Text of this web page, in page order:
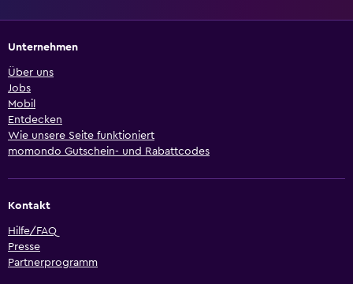
Unternehmen
Über uns
Jobs
Mobil
Entdecken
Wie unsere Seite funktioniert
momondo Gutschein- und Rabattcodes
Kontakt
Hilfe/FAQ
Presse
Partnerprogramm